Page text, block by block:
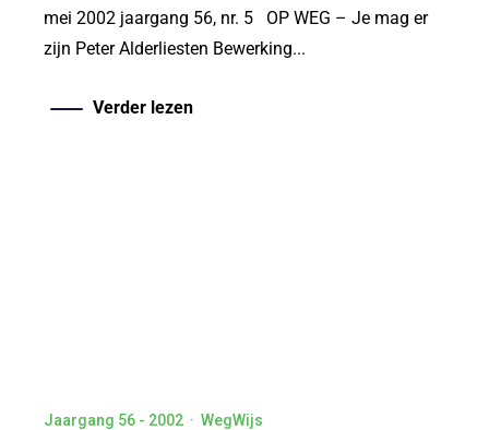
mei 2002 jaargang 56, nr. 5 OP WEG – Je mag er
zijn Peter Alderliesten Bewerking...
Verder lezen
Jaargang 56 - 2002 · WegWijs